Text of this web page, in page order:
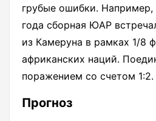
грубые ошибки. Например,
года сборная ЮАР
из Камеруна в рамках 1/8
африканских наций.
поражением со счетом 1:2.
Прогноз